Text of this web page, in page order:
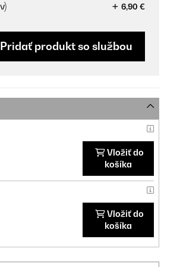
6,90 €
Pridať produkt so službou
Vložiť do
košíka
Vložiť do
košíka